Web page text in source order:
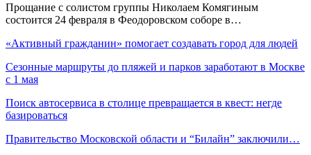
Прощание с солистом группы Николаем Комягиным
состоится 24 февраля в Феодоровском соборе в…
«Активный гражданин» помогает создавать город для людей
Сезонные маршруты до пляжей и парков заработают в Москве
с 1 мая
Поиск автосервиса в столице превращается в квест: негде
базироваться
Правительство Московской области и “Билайн” заключили…